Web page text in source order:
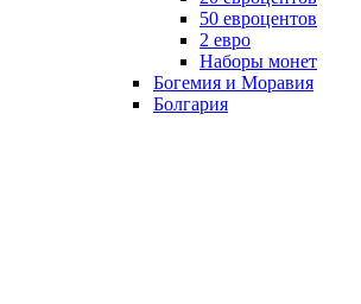
50 евроцентов
2 евро
Наборы монет
Богемия и Моравия
Болгария